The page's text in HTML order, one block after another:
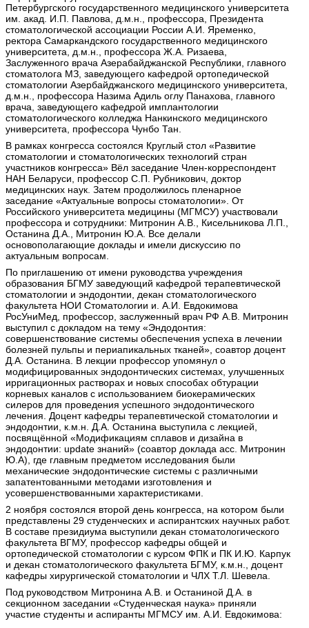
Петербургского государственного медицинского университета
им. акад. И.П. Павлова, д.м.н., профессора, Президента
стоматологической ассоциации России А.И. Яременко,
ректора Самаркандского государственного медицинского
университета, д.м.н., профессора Ж.А. Ризаева,
Заслуженного врача Азерабайджанской Республики, главного
стоматолога МЗ, заведующего кафедрой ортопедической
стоматологии Азербайджанского медицинского университета,
д.м.н., профессора Назима Адиль оглу Панахова, главного
врача, заведующего кафедрой имплантологии
стоматологического колледжа Нанкинского медицинского
университета, профессора Чунбо Тан.
В рамках конгресса состоялся Круглый стол «Развитие
стоматологии и стоматологических технологий стран
участников конгресса» Вёл заседание Член-корреспондент
НАН Беларуси, профессор С.П. Рубникович, доктор
медицинских наук. Затем продолжилось пленарное
заседание «Актуальные вопросы стоматологии». От
Российского университета медицины (МГМСУ) участвовали
профессора и сотрудники: Митронин А.В., Кисельникова Л.П.,
Останина Д.А., Митронин Ю.А. Все делали
основополагающие доклады и имели дискуссию по
актуальным вопросам.
По приглашению от имени руководства учреждения
образования БГМУ заведующий кафедрой терапевтической
стоматологии и эндодонтии, декан стоматологического
факультета НОИ Стоматологии и. А.И. Евдокимова
РосУниМед, профессор, заслуженный врач РФ А.В. Митронин
выступил с докладом на тему «Эндодонтия:
совершенствование системы обеспечения успеха в лечении
болезней пульпы и периапикальных тканей», соавтор доцент
Д.А. Останина. В лекции профессор упомянул о
модифицированных эндодонтических системах, улучшенных
ирригационных растворах и новых способах обтурации
корневых каналов с использованием биокерамических
силеров для проведения успешного эндодонтического
лечения. Доцент кафедры терапевтической стоматологии и
эндодонтии, к.м.н. Д.А. Останина выступила с лекцией,
посвящённой «Модификациям сплавов и дизайна в
эндодонтии: update знаний» (соавтор доклада асс. Митронин
Ю.А), где главным предметом исследования были
механические эндодонтические системы с различными
запатентованными методами изготовления и
усовершенствованными характеристиками.
2 ноября состоялся второй день конгресса, на котором были
представлены 29 студенческих и аспирантских научных работ.
В составе президиума выступили декан стоматологического
факультета ВГМУ, профессор кафедры общей и
ортопедической стоматологии с курсом ФПК и ПК И.Ю. Карпук
и декан стоматологического факультета БГМУ, к.м.н., доцент
кафедры хирургической стоматологии и ЧЛХ Т.Л. Шевела.
Под руководством Митронина А.В. и Останиной Д.А. в
секционном заседании «Студенческая наука» приняли
участие студенты и аспиранты МГМСУ им. А.И. Евдокимова: